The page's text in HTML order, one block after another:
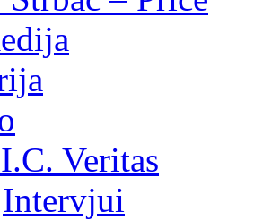
Veritas
Intervjui